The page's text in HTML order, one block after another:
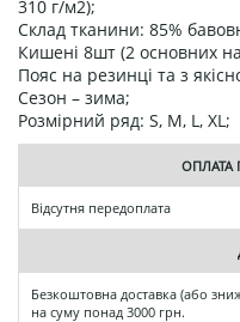
310 г/м2);
Склад тканини: 85%
Кишені 8шт (2 основних
Пояс на резинці та з
Сезон – зима;
Розмірний ряд: S, M, L, XL;
ОПЛАТА
Відсутня передоплата
Безкоштовна доставка (або
на суму понад 3000 грн.